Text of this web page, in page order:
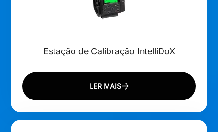
Estação de Calibração IntelliDoX
LER MAIS